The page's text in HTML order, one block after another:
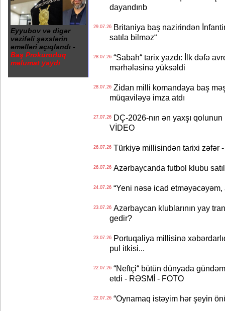
Eyyubov və digər
vəzifəli şəxslərin
əməlləri açıqlandı -
Baş Prokurorluq
məlumat yaydı
dayandırıb
29.07.26Britaniya baş nazirindən
satıla bilməz“
28.07.26“Sabah“ tarix yazdı: İlk dəfə
mərhələsinə yüksəldi
28.07.26Zidan milli komandaya baş
müqaviləyə imza atdı
27.07.26DÇ-2026-nın ən yaxşı
VİDEO
26.07.26Türkiyə millisindən tarixi zəfər
26.07.26Azərbaycanda futbol klubu
24.07.26“Yeni nəsə icad etməyəcəyəm,
23.07.26Azərbaycan klublarının yay
gedir?
23.07.26Portuqaliya millisinə
pul itkisi...
22.07.26“Neftçi“ bütün dünyada
etdi - RƏSMİ - FOTO
22.07.26“Oynamaq istəyim hər şeyin